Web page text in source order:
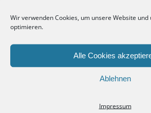
Wir verwenden Cookies, um unsere Website und
optimieren.
Alle Cookies
Ablehnen
Impressum
goen déi 1. Deeg ass et mär
zimlech gudd gaangen an
deem Babyblues och näicht
ass mär deen 3. Dag super
D’Bild a mengem Zemmer